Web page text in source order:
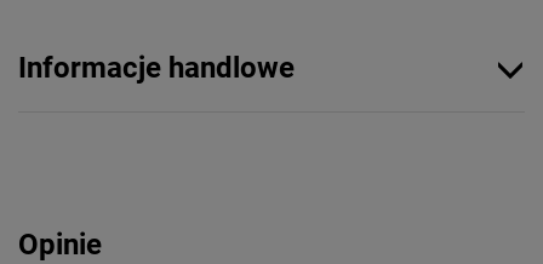
Informacje handlowe
Opinie